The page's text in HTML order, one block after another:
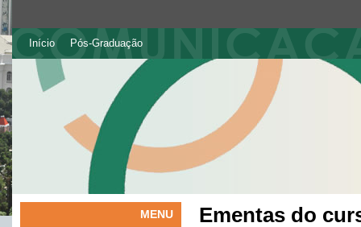
Início Pós-Graduação
MENU Ementas do